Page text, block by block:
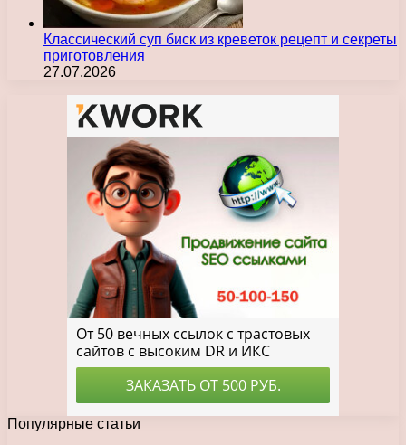
Классический суп биск из креветок рецепт и секреты
приготовления
27.07.2026
Популярные статьи